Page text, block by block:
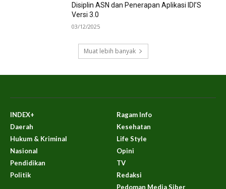
Disiplin ASN dan Penerapan Aplikasi IDI’S
Versi 3.0
03/12/2025
Muat lebih banyak
INDEX+
Daerah
Hukum & Kriminal
Nasional
Pendidikan
Politik
Ragam Info
Kesehatan
Life Style
Opini
TV
Redaksi
Pedoman Media Siber